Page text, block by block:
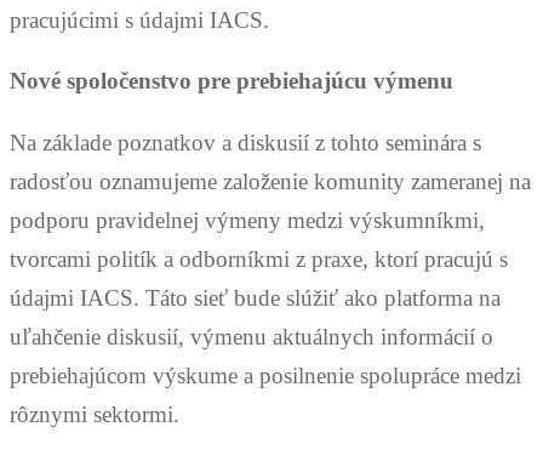
pracujúcimi s údajmi IACS.
Nové spoločenstvo pre prebiehajúcu výmenu
Na základe poznatkov a diskusií z tohto seminára s
radosťou oznamujeme založenie komunity zameranej na
podporu pravidelnej výmeny medzi výskumníkmi,
tvorcami politík a odborníkmi z praxe, ktorí pracujú s
údajmi IACS. Táto sieť bude slúžiť ako platforma na
uľahčenie diskusií, výmenu aktuálnych informácií o
prebiehajúcom výskume a posilnenie spolupráce medzi
rôznymi sektormi.